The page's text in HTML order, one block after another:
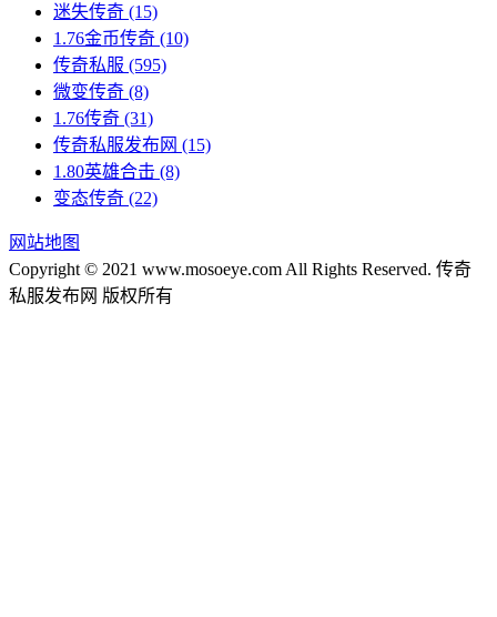
迷失传奇 (15)
1.76金币传奇 (10)
传奇私服 (595)
微变传奇 (8)
1.76传奇 (31)
传奇私服发布网 (15)
1.80英雄合击 (8)
变态传奇 (22)
网站地图
Copyright © 2021 www.mosoeye.com All Rights Reserved. 传奇
私服发布网 版权所有